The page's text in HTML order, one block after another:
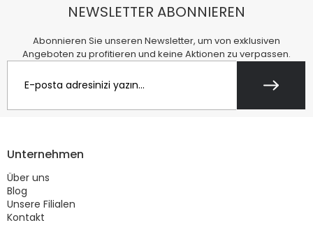
NEWSLETTER ABONNIEREN
Abonnieren Sie unseren Newsletter, um von exklusiven
Angeboten zu profitieren und keine Aktionen zu verpassen.
Unternehmen
Über uns
Blog
Unsere Filialen
Kontakt